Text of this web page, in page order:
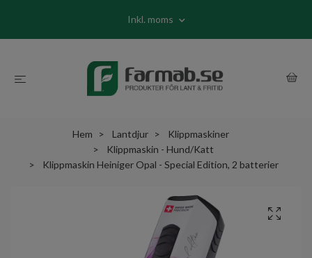
Inkl. moms
Hem Lantdjur
Klippmaskiner
Klippmaskin - Hund/Katt
Klippmaskin Heiniger Opal - Special Edition, 2 batterier